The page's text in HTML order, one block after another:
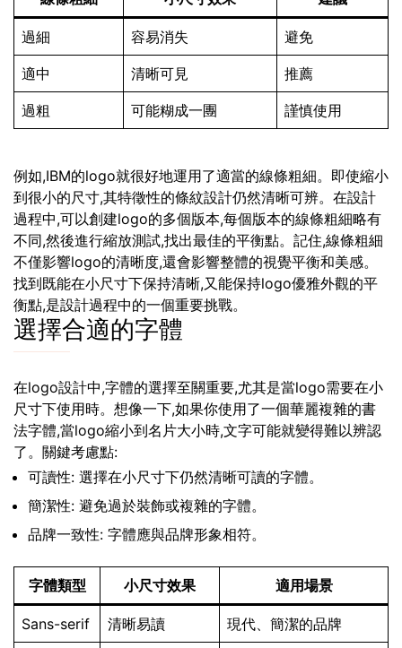
過細 容易消失 避免
適中 清晰可見 推薦
過粗 可能糊成一團 謹慎使用
例如,IBM的logo就很好地運用了適當的線條粗細。即使縮小
到很小的尺寸,其特徵性的條紋設計仍然清晰可辨。在設計
過程中,可以創建logo的多個版本,每個版本的線條粗細略有
不同,然後進行縮放測試,找出最佳的平衡點。記住,線條粗細
不僅影響logo的清晰度,還會影響整體的視覺平衡和美感。
找到既能在小尺寸下保持清晰,又能保持logo優雅外觀的平
衡點,是設計過程中的一個重要挑戰。
選擇合適的字體
在logo設計中,字體的選擇至關重要,尤其是當logo需要在小
尺寸下使用時。想像一下,如果你使用了一個華麗複雜的書
法字體,當logo縮小到名片大小時,文字可能就變得難以辨認
了。關鍵考慮點:
可讀性: 選擇在小尺寸下仍然清晰可讀的字體。
簡潔性: 避免過於裝飾或複雜的字體。
品牌一致性: 字體應與品牌形象相符。
字體類型 小尺寸效果 適用場景
Sans-serif 清晰易讀 現代、簡潔的品牌